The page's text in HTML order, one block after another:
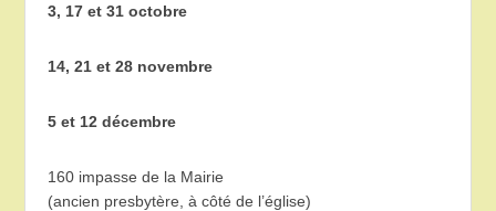
3, 17 et 31 octobre
14, 21 et 28 novembre
5 et 12 décembre
160 impasse de la Mairie
(ancien presbytère, à côté de l’église)